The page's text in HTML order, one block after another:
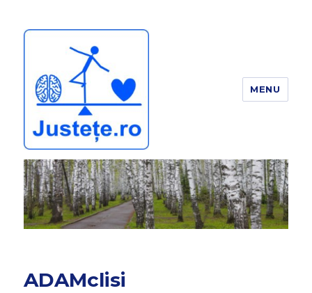
JUSTEȚE
MENU
ADAMclisi